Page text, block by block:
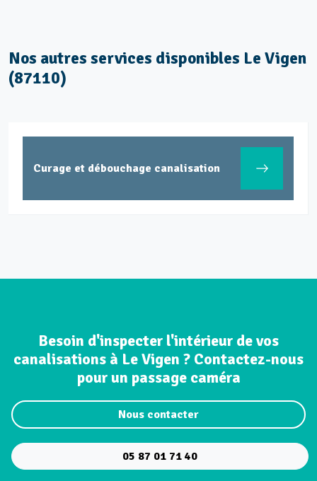
Nos autres services disponibles Le Vigen
(87110)
Curage et débouchage canalisation
Besoin d'inspecter l'intérieur de vos
canalisations à Le Vigen ? Contactez-nous
pour un passage caméra
Nous contacter
05 87 01 71 40